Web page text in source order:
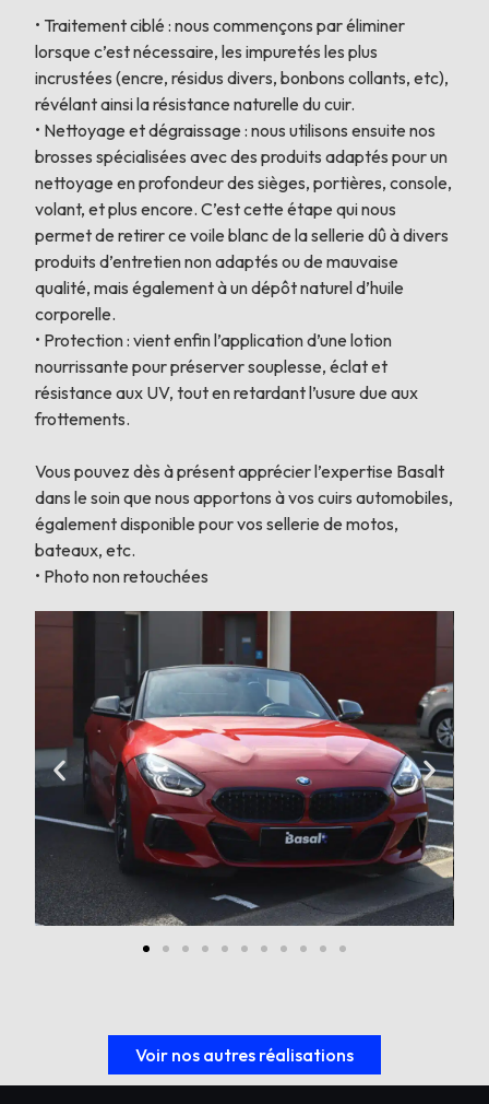
•⁠ ⁠Traitement ciblé : nous commençons par éliminer
lorsque c’est nécessaire, les impuretés les plus
incrustées (encre, résidus divers, bonbons collants, etc),
révélant ainsi la résistance naturelle du cuir.
•⁠ ⁠Nettoyage et dégraissage : nous utilisons ensuite nos
brosses spécialisées avec des produits adaptés pour un
nettoyage en profondeur des sièges, portières, console,
volant, et plus encore. C’est cette étape qui nous
permet de retirer ce voile blanc de la sellerie dû à divers
produits d’entretien non adaptés ou de mauvaise
qualité, mais également à un dépôt naturel d’huile
corporelle.
•⁠ ⁠Protection : vient enfin l’application d’une lotion
nourrissante pour préserver souplesse, éclat et
résistance aux UV, tout en retardant l’usure due aux
frottements.
Vous pouvez dès à présent apprécier l’expertise Basalt
dans le soin que nous apportons à vos cuirs automobiles,
également disponible pour vos sellerie de motos,
bateaux, etc.
•⁠ ⁠Photo non retouchées
Voir nos autres réalisations